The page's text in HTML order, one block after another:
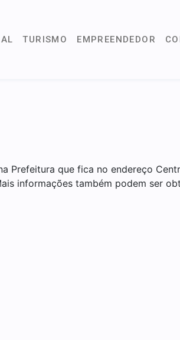
TURISMO EMPREENDEDOR
Prefeitura que fica no endereço
informações também podem ser